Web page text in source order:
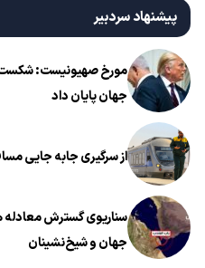
پیشنهاد سردبیر
مورخ صهیونیست: شکست
جهان پایان داد
از سرگیری جابه جایی
سناریوی گسترش معادله
جهان و شیخ‌نشینان